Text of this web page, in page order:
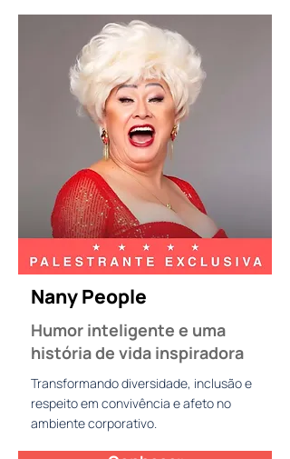
Nany People
Humor inteligente e uma
história de vida inspiradora
Transformando diversidade, inclusão e
respeito em convivência e afeto no
ambiente corporativo.